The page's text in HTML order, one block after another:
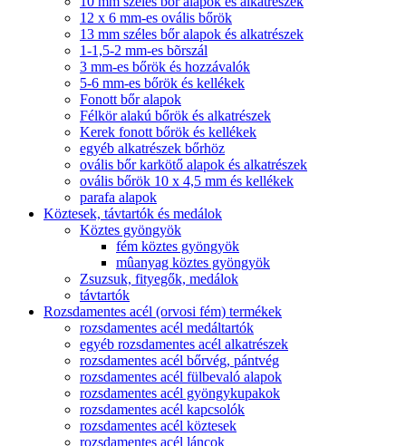
12 x 6 mm-es ovális bőrök
13 mm széles bőr alapok és alkatrészek
1-1,5-2 mm-es bõrszál
3 mm-es bőrök és hozzávalók
5-6 mm-es bőrök és kellékek
Fonott bőr alapok
Félkör alakú bőrök és alkatrészek
Kerek fonott bőrök és kellékek
egyéb alkatrészek bőrhöz
ovális bőr karkötő alapok és alkatrészek
ovális bőrök 10 x 4,5 mm és kellékek
parafa alapok
Köztesek, távtartók és medálok
Köztes gyöngyök
fém köztes gyöngyök
mûanyag köztes gyöngyök
Zsuzsuk, fityegők, medálok
távtartók
Rozsdamentes acél (orvosi fém) termékek
rozsdamentes acél medáltartók
egyéb rozsdamentes acél alkatrészek
rozsdamentes acél bőrvég, pántvég
rozsdamentes acél fülbevaló alapok
rozsdamentes acél gyöngykupakok
rozsdamentes acél kapcsolók
rozsdamentes acél köztesek
rozsdamentes acél láncok